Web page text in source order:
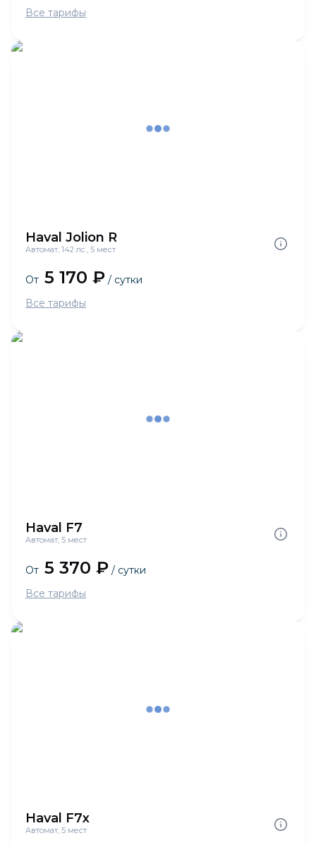
Все тарифы
Haval Jolion R
Автомат, 142 лс., 5 мест
От 5 170 ₽ / сутки
Все тарифы
Haval F7
Автомат, 5 мест
От 5 370 ₽ / сутки
Все тарифы
Haval F7x
Автомат, 5 мест